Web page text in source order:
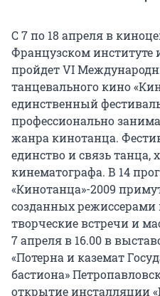
C 7 по 18 апреля в
Французском институте
пройдет VI
танцевального кино
единственный
профессионально
жанра кинотанца.
единство и связь танца,
кинематографа. В 14
«Кинотанца»-2009
созданных режиссерами
творческие встречи и
7 апреля в 16.00 в
«Потерна и каземат
бастиона»
открытие инсталляции